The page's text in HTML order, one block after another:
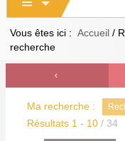
Vous êtes ici : Accueil /
recherche
Ma recherche :
Résultats 1 - 10 / 34